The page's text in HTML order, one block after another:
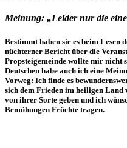
Meinung: „Leider nur die
Bestimmt haben sie es beim Lesen
nüchterner Bericht über die
Propsteigemeinde wollte mir nicht
Deutschen habe auch ich eine
Vorweg: Ich finde es
sich dem Frieden im heiligen Land
von ihrer Sorte geben und ich
Bemühungen Früchte tragen.